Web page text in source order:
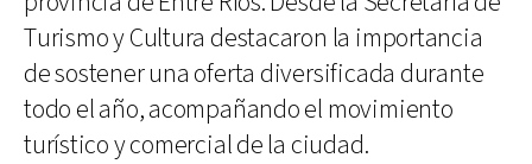
Turismo y Cultura destacaron la importancia
de sostener una oferta diversificada durante
todo el año, acompañando el movimiento
turístico y comercial de la ciudad.